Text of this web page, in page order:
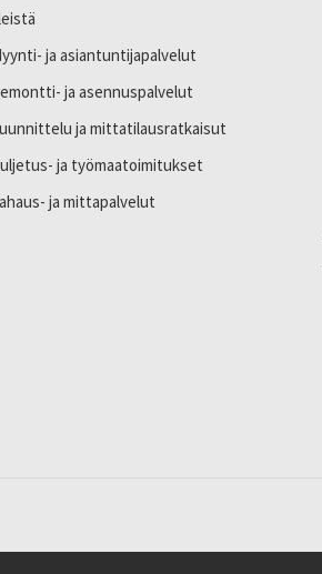
ja asiantuntijapalvelut
ja asennuspalvelut
ja mittatilausratkaisut
ja työmaatoimitukset
ja mittapalvelut